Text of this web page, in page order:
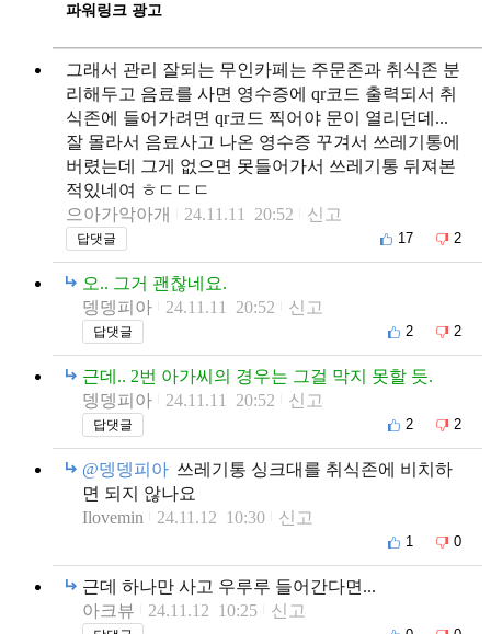
파워링크 광고
그래서 관리 잘되는 무인카페는 주문존과 취식존 분
리해두고 음료를 사면 영수증에 qr코드 출력되서 취
식존에 들어가려면 qr코드 찍어야 문이 열리던데...
잘 몰라서 음료사고 나온 영수증 꾸겨서 쓰레기통에
버렸는데 그게 없으면 못들어가서 쓰레기통 뒤져본
적있네여 ㅎㄷㄷㄷ
으아가악아개
24.11.11 20:52 신고
답댓글 17 2
오.. 그거 괜찮네요.
뎅뎅피아
24.11.11 20:52 신고
답댓글 2 2
근데.. 2번 아가씨의 경우는 그걸 막지 못할 듯.
뎅뎅피아
24.11.11 20:52 신고
답댓글 2 2
@뎅뎅피아 쓰레기통 싱크대를 취식존에 비치하
면 되지 않나요
Ilovemin
24.11.12 10:30 신고
1 0
근데 하나만 사고 우루루 들어간다면...
아크뷰
24.11.12 10:25 신고